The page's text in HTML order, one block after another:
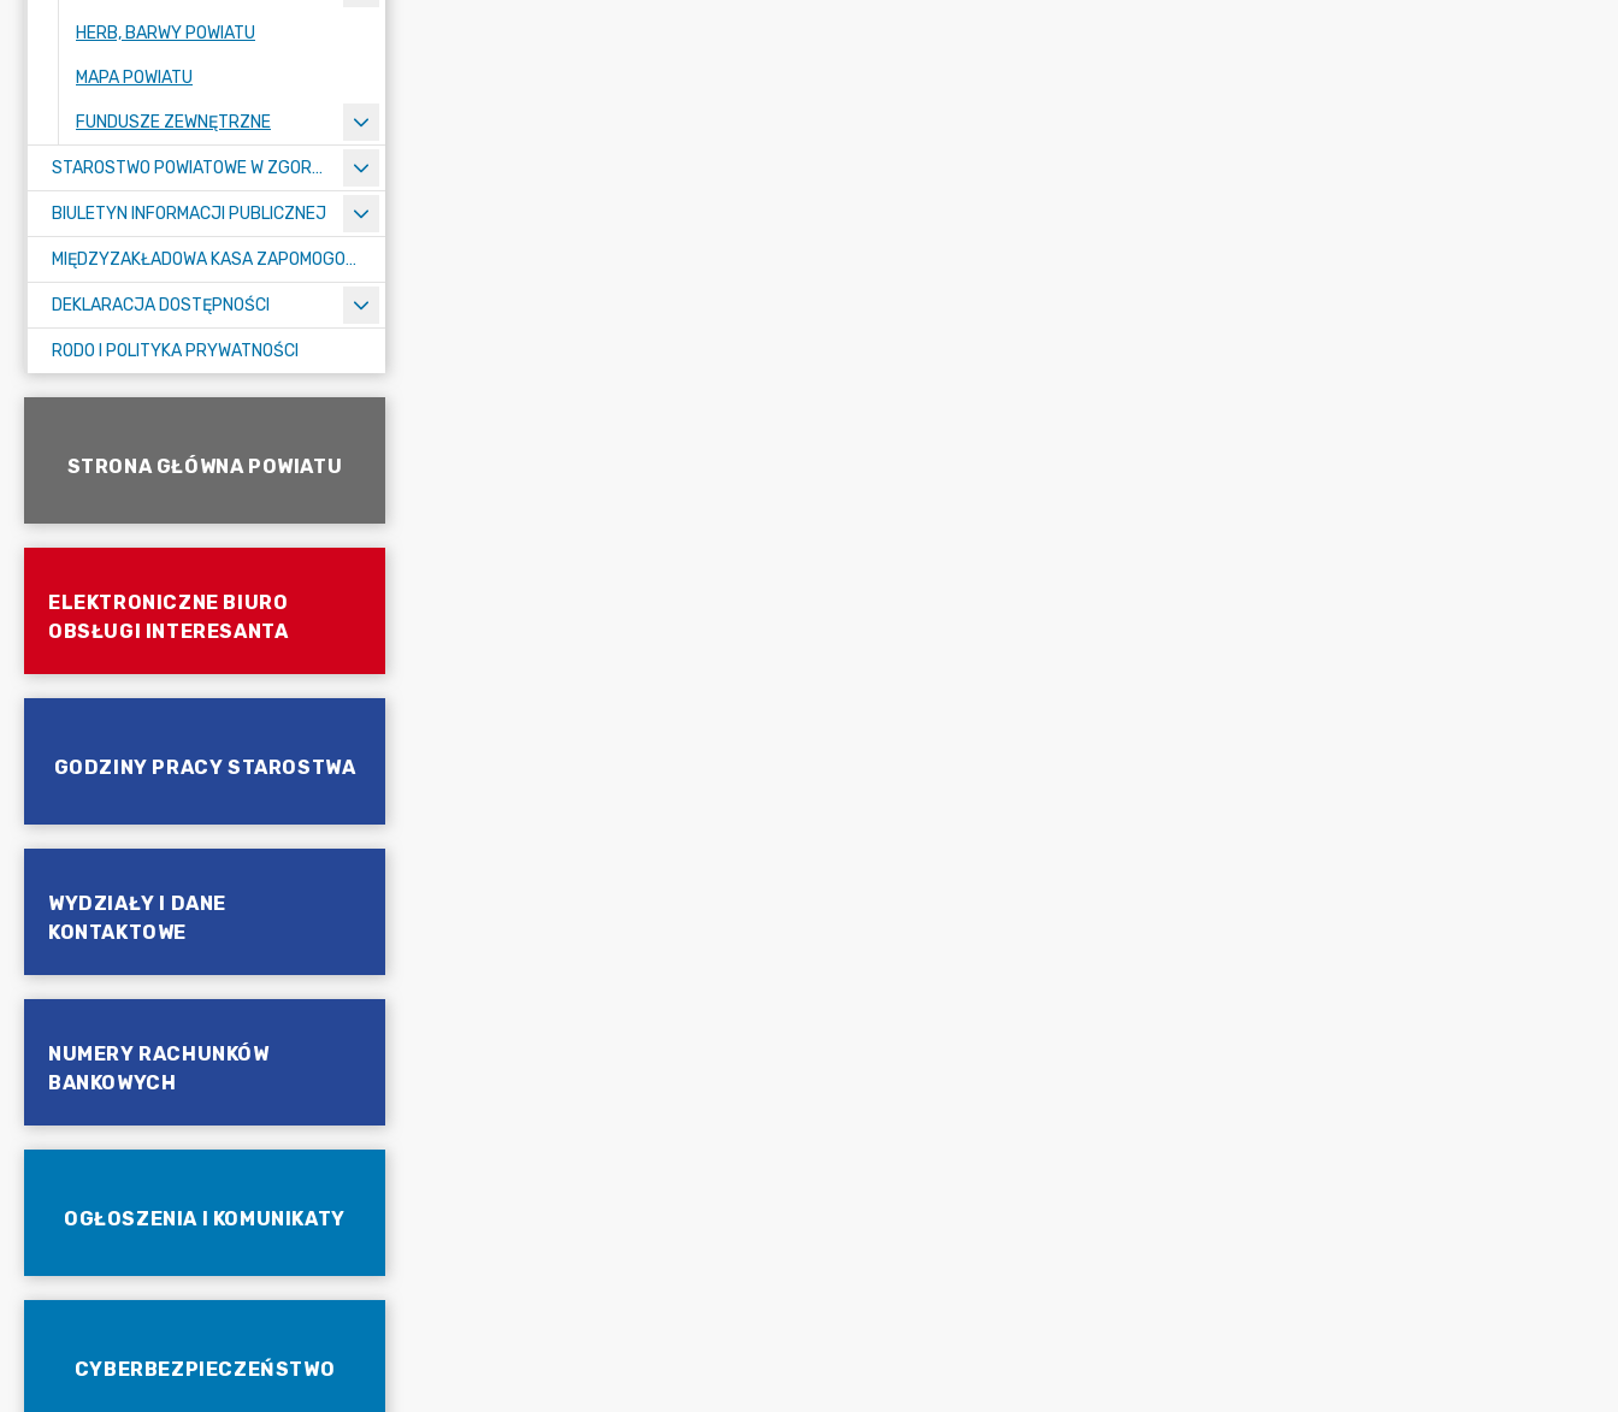
HERB, BARWY POWIATU
MAPA POWIATU
FUNDUSZE ZEWNĘTRZNE
STAROSTWO POWIATOWE W ZGORZELCU
BIULETYN INFORMACJI PUBLICZNEJ
MIĘDZYZAKŁADOWA KASA ZAPOMOGOWO-POŻYCZKOWA
DEKLARACJA DOSTĘPNOŚCI
RODO I POLITYKA PRYWATNOŚCI
STRONA GŁÓWNA POWIATU
ELEKTRONICZNE BIURO
OBSŁUGI INTERESANTA
GODZINY PRACY STAROSTWA
WYDZIAŁY I DANE
KONTAKTOWE
NUMERY RACHUNKÓW
BANKOWYCH
OGŁOSZENIA I KOMUNIKATY
CYBERBEZPIECZEŃSTWO